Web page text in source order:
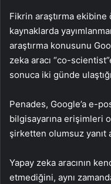
Fikrin araştırma ekibine
kaynaklarda
araştırma konusunu
zeka aracı “co-
sonuca iki günde
Penades, Google’a e-
bilgisayarına erişimleri
şirketten olumsuz yanıt
Yapay zeka aracının
etmediğini, aynı